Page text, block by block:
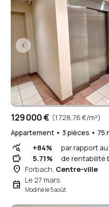
129 000 € (1 728,76 €/m²)
Appartement • 3 pièces • 75
query_stats +84% par rapport
savings 5.71% de rentabilité
place Forbach, Centre-ville
event Le 27 mars
Modifié le 5 août